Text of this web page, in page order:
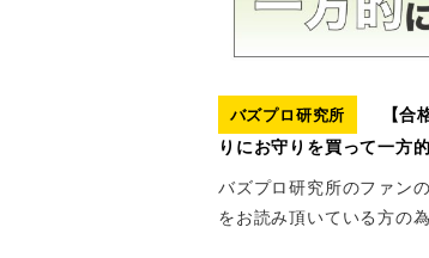
バズプロ研究所
【合
りにお守りを買って一方
バズプロ研究所のファン
をお読み頂いている方の